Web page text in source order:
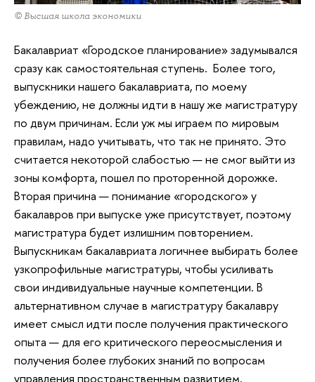
© Высшая школа экономики
Бакалавриат «Городское планирование» задумывался
сразу как самостоятельная ступень. Более того,
выпускники нашего бакалавриата, по моему
убеждению, не должны идти в нашу же магистратуру
по двум причинам. Если уж мы играем по мировым
правилам, надо учитывать, что так не принято. Это
считается некоторой слабостью — не смог выйти из
зоны комфорта, пошел по проторенной дорожке.
Вторая причина — понимание «городского» у
бакалавров при выпуске уже присутствует, поэтому
магистратура будет излишним повторением.
Выпускникам бакалавриата логичнее выбирать более
узкопрофильные магистратуры, чтобы усиливать
свои индивидуальные научные компетенции. В
альтернативном случае в магистратуру бакалавру
имеет смысл идти после получения практического
опыта — для его критического переосмысления и
получения более глубоких знаний по вопросам
управления пространственным развитием,